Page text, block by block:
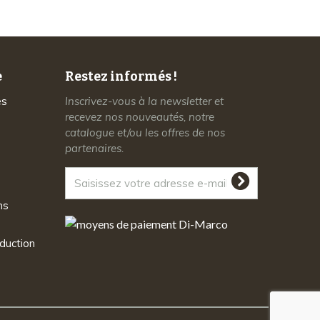
Restez informés !
Inscrivez-vous à la newsletter et
recevez nos nouveautés, notre
catalogue et/ou les offres de nos
partenaires.